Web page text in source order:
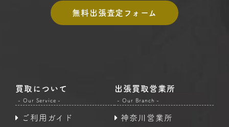
無料出張査定フォーム
買取について
- Our Service -
ご利用ガイド
出張買取営業所
- Our Branch -
神奈川営業所